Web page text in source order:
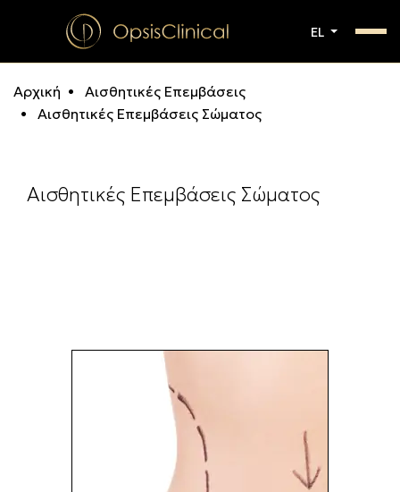
EL
Αρχική
Αισθητικές Επεμβάσεις
Αισθητικές Επεμβάσεις Σώματος
Αισθητικές Επεμβάσεις Σώματος